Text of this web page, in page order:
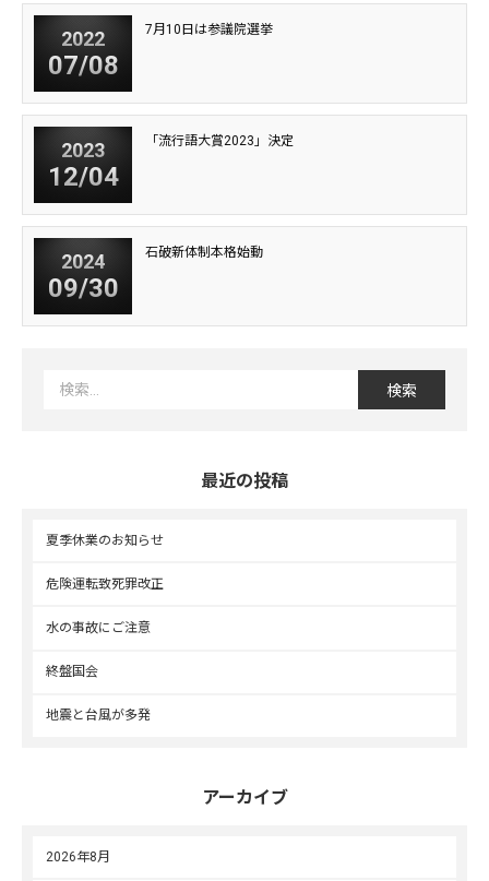
2022
07/08
7月10日は参議院選挙
2023
12/04
「流行語大賞2023」決定
2024
09/30
石破新体制本格始動
最近の投稿
夏季休業のお知らせ
危険運転致死罪改正
水の事故にご注意
終盤国会
地震と台風が多発
アーカイブ
2026年8月